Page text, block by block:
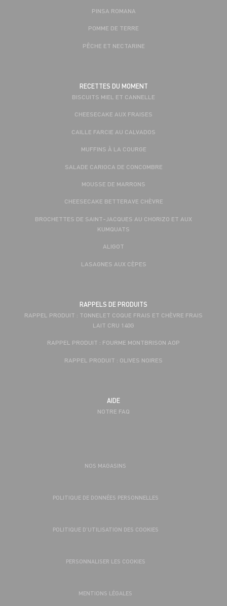
PINSA ROMANA
POMME DE TERRE
PÊCHE ET NECTARINE
RECETTES DU MOMENT
BISCUITS MIEL ET CANNELLE
CHEESECAKE AUX FRAISES
CAILLE FARCIE AU CALVADOS
MUFFINS À LA COURGE
SALADE CARIOCA DE CONCOMBRE
MOUSSE DE MARRONS
CHEESECAKE BETTERAVE CHÈVRE
BROCHETTES DE SAINT-JACQUES AU CHORIZO ET AUX
KUMQUATS
ALIGOT
LASAGNES AUX CÈPES
RAPPELS DE PRODUITS
RAPPEL PRODUIT : TONNELET COQUE FRAIS ET CHÈVRE FRAIS
LAIT CRU 140G
RAPPEL PRODUIT : FOURME MONTBRISON AOP
RAPPEL PRODUIT : OLIVES NOIRES
AIDE
NOTRE FAQ
NOS MAGASINS
POLITIQUE DE DONNÉES PERSONNELLES
POLITIQUE D’UTILISATION DES COOKIES
PERSONNALISER LES COOKIES
MENTIONS LÉGALES